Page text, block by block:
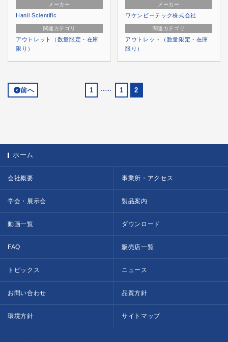
メーカー
Hanil Scientific
関連カテゴリ
アウトレット（数量限定・在庫
限り）
メーカー
ワケンビーテック株式会社
関連カテゴリ
アウトレット（数量限定・在庫
限り）
前へ 1 1 2
ホーム
会社概要 事業所・アクセス
学会・展示会 製品案内
動画一覧 ダウンロード
FAQ 販売店一覧
トピックス ニュース
お問い合わせ 品質方針
環境方針 サイトマップ